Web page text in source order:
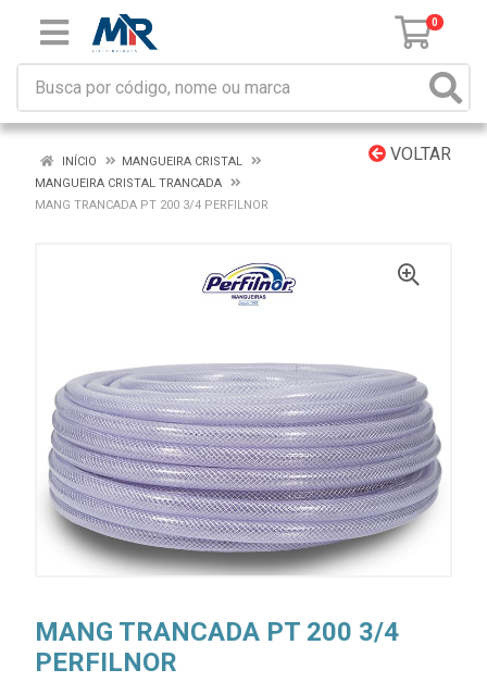
0
VOLTAR
INÍCIO
MANGUEIRA CRISTAL
MANGUEIRA CRISTAL TRANCADA
MANG TRANCADA PT 200 3/4 PERFILNOR
MANG TRANCADA PT 200 3/4
PERFILNOR